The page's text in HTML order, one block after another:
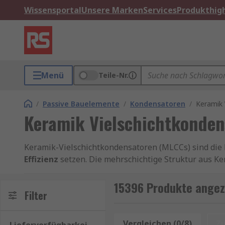
WissensportalUnsere MarkenServices
Menü Teile-Nr.
/ Passive Bauelemente / Kondensatoren /
Keramik
Keramik-Vielschichtkondensatoren (MLCCs) sind
Effizienz setzen. Die mehrschichtige Struktur aus
MLCCs sind in standardisierten Gehäusegrößen wie
Filter 15396 Produkte